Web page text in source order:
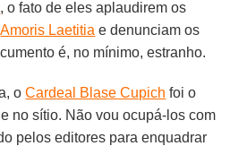
, o fato de eles aplaudirem os
Amoris Laetitia e denunciam os
é, no mínimo, estranho.
oCardeal Blase Cupich foi o
no sítio. Não vou ocupá-los com
pelos editores para enquadrar